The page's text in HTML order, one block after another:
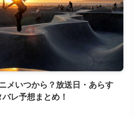
メいつから？放送日・あらす
レ予想まとめ！